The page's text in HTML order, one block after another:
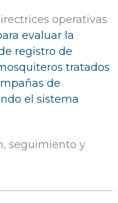
operativas
evaluar la
registro de
tratados
de
el sistema
seguimiento y